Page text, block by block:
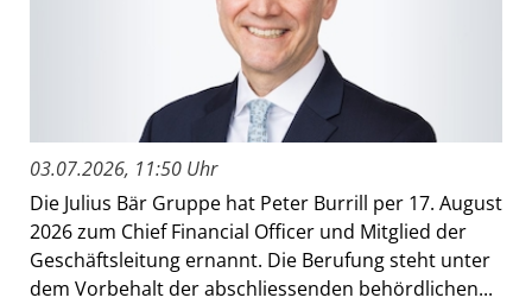
03.07.2026, 11:50 Uhr
Die Julius Bär Gruppe hat Peter Burrill per 17. August
2026 zum Chief Financial Officer und Mitglied der
Geschäftsleitung ernannt. Die Berufung steht unter
dem Vorbehalt der abschliessenden behördlichen...